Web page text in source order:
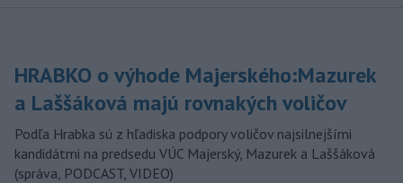
HRABKO o výhode Majerského:Mazurek
a Laššáková majú rovnakých voličov
Podľa Hrabka sú z hľadiska podpory voličov najsilnejšími
kandidátmi na predsedu VÚC Majerský, Mazurek a Laššáková
(správa, PODCAST, VIDEO)